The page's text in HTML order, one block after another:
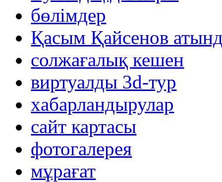
бөлімдер
Қасым Қайсенов
солжағалық кешен
виртуалды 3d-тур
xабарландырулар
сайт картасы
фотогалерея
мұрағат